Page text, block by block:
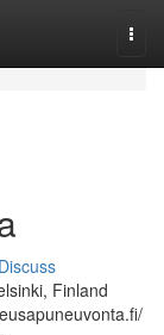
Discuss
Finland